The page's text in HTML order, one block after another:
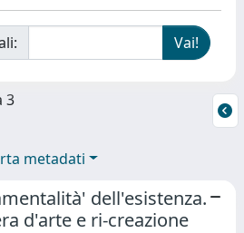
3
metadati
dell'esistenza.
d'arte e ri-creazione